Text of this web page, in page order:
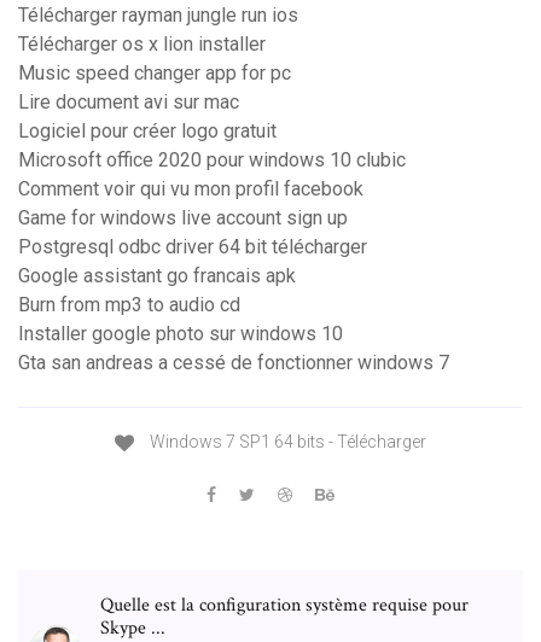
Télécharger rayman jungle run ios
Télécharger os x lion installer
Music speed changer app for pc
Lire document avi sur mac
Logiciel pour créer logo gratuit
Microsoft office 2020 pour windows 10 clubic
Comment voir qui vu mon profil facebook
Game for windows live account sign up
Postgresql odbc driver 64 bit télécharger
Google assistant go francais apk
Burn from mp3 to audio cd
Installer google photo sur windows 10
Gta san andreas a cessé de fonctionner windows 7
Windows 7 SP1 64 bits - Télécharger
Quelle est la configuration système requise pour
Skype ...